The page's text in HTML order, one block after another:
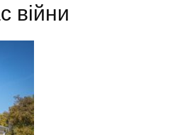
війни